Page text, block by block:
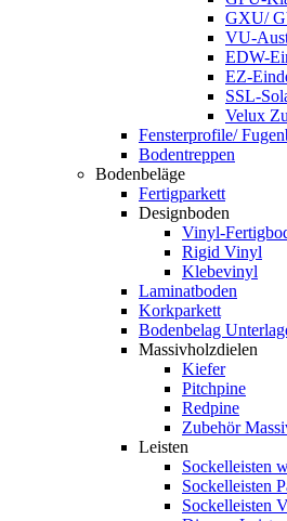
GXU/
VU-
EDW-
EZ-
SSL-
Velux
Fensterprofile/
Bodentreppen
Bodenbeläge
Fertigparkett
Designboden
Vinyl-
Rigid Vinyl
Klebevinyl
Laminatboden
Korkparkett
Bodenbelag
Massivholzdielen
Kiefer
Pitchpine
Redpine
Zubehör
Leisten
Sockelleisten
Sockelleisten
Sockelleisten